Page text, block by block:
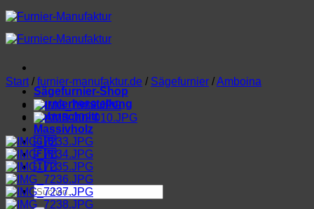
Zum
Inhalt
springen
Sägefurnier-Shop
Furnierherstellung
Lohnschnitt
Massivholz
🇬🇧
🇫🇷
🇮🇹
Suchen
nach:
Start / furnier-manufaktur.de / Sägefurnier /Amboina